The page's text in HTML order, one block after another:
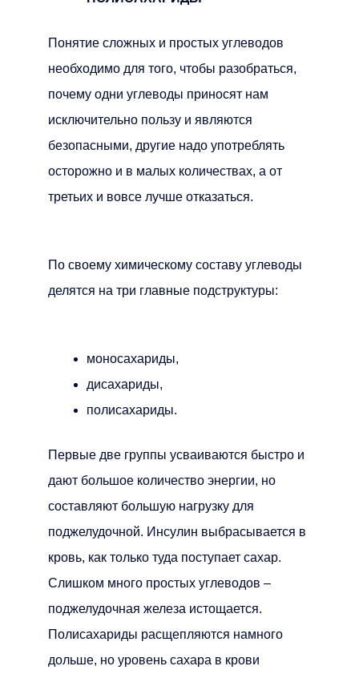
Понятие сложных и простых углеводов
необходимо для того, чтобы разобраться,
почему одни углеводы приносят нам
исключительно пользу и являются
безопасными, другие надо употреблять
осторожно и в малых количествах, а от
третьих и вовсе лучше отказаться.
По своему химическому составу углеводы
делятся на три главные подструктуры:
моносахариды,
дисахариды,
полисахариды.
Первые две группы усваиваются быстро и
дают большое количество энергии, но
составляют большую нагрузку для
поджелудочной. Инсулин выбрасывается в
кровь, как только туда поступает сахар.
Слишком много простых углеводов –
поджелудочная железа истощается.
Полисахариды расщепляются намного
дольше, но уровень сахара в крови